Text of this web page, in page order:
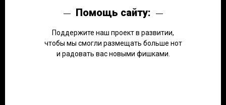
Помощь сайту:
Поддержите наш проект в развитии,
чтобы мы смогли размещать больше нот
и радовать вас новыми фишками.